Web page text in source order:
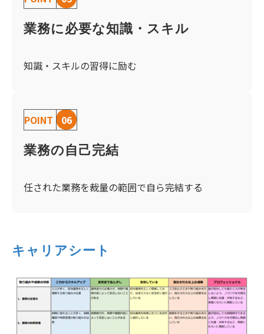
業務に必要な知識・スキル
知識・スキルの習得に励む
POINT 06
業務の自己完結
任された業務を裁量の範囲で自ら完結する
キャリアシート